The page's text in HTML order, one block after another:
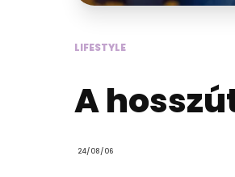
LIFESTYLE
A
24/08/06